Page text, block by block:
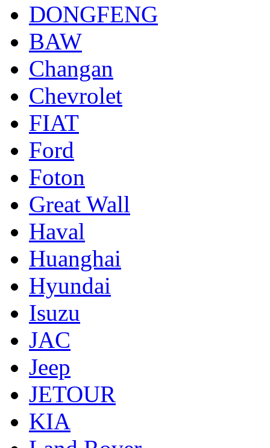
DONGFENG
BAW
Changan
Chevrolet
FIAT
Ford
Foton
Great Wall
Haval
Huanghai
Hyundai
Isuzu
JAC
Jeep
JETOUR
KIA